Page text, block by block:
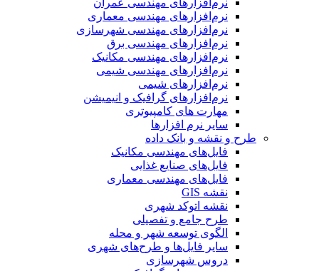
نرم‌افزارهای مهندسی معماری
نرم‌افزارهای مهندسی شهرسازی
نرم‌افزارهای مهندسی برق
نرم‌افزارهای مهندسی مکانیک
نرم‌افزارهای مهندسی شیمی
نرم‌افزارهای شیمی
نرم‌افزارهای گرافیک و انیمیشن
مهارت های کامپیوتری
سایر نرم افزارها
طرح و نقشه و بانک داده
فایل‌های مهندسی مکانیک
فایل‌های صنایع غذایی
فایل‌های مهندسی معماری
نقشه GIS
نقشه اتوکد شهری
طرح جامع و تفصیلی
الگوی توسعه شهر و محله
سایر فایل‌ها و طرح‌های شهری
دروس شهرسازی